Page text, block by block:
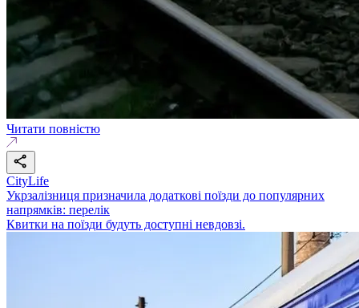
Читати повністю
CityLife
Укрзалізниця призначила додаткові поїзди до популярних
напрямків: перелік
Квитки на поїзди будуть доступні невдовзі.